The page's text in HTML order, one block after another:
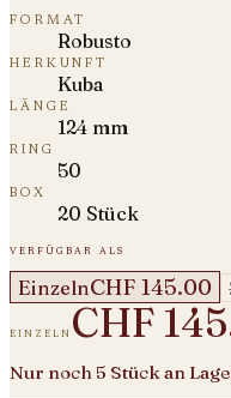
format
Robusto
herkunft
Kuba
länge
124 mm
ring
50
box
20 Stück
verfügbar als
EinzelnCHF 145.00
einzeln CHF
Nur noch 5 Stück an